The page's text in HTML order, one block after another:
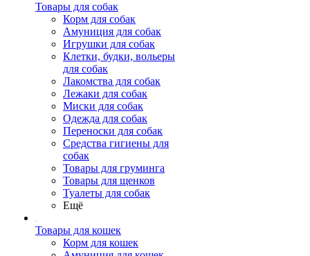
Товары для собак
Корм для собак
Амуниция для собак
Игрушки для собак
Клетки, будки, вольеры
для собак
Лакомства для собак
Лежаки для собак
Миски для собак
Одежда для собак
Переноски для собак
Средства гигиены для
собак
Товары для груминга
Товары для щенков
Туалеты для собак
Ещё
Товары для кошек
Корм для кошек